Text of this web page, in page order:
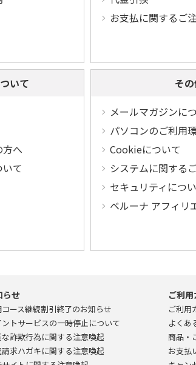
お支払に関するご
いて
へ
て
そ
メールマガジンに
パソコンのご利用
Cookieについて
システムに関する
セキュリティにつ
ベルーナ アフィリ
らせ
コース継続割引終了のお知らせ
ントサービスの一時停止について
詐欺行為に関する注意喚起
求ハガキに関する注意喚起
ご利
ご利用
よくあ
商品・
お支払